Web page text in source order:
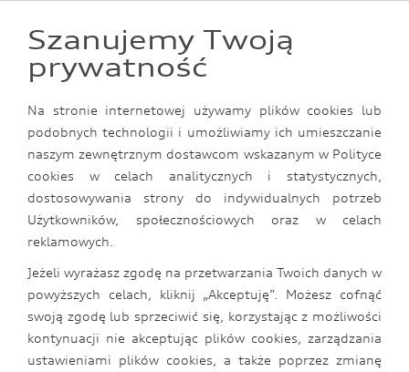
Foteliki dziecięce
Kosmetyki samochodowe
Wejdź
Transport bagażu
Wejdź
Transport psów
Wejdź
Transport rowerów
Wejdź
Wideo rejestratory
Wejdź
Zobacz pozostałe oferty
Wejdź
Szanujemy Twoją
prywatność
Na stronie internetowej używamy plików cookies lub
podobnych technologii i umożliwiamy ich umieszczanie
naszym zewnętrznym dostawcom wskazanym w Polityce
cookies w celach analitycznych i statystycznych,
dostosowywania strony do indywidualnych potrzeb
Użytkowników, społecznościowych oraz w celach
reklamowych.
Jeżeli wyrażasz zgodę na przetwarzania Twoich danych w
powyższych celach, kliknij „Akceptuję”. Możesz cofnąć
swoją zgodę lub sprzeciwić się, korzystając z możliwości
kontynuacji nie akceptując plików cookies, zarządzania
ustawieniami plików cookies, a także poprzez zmianę